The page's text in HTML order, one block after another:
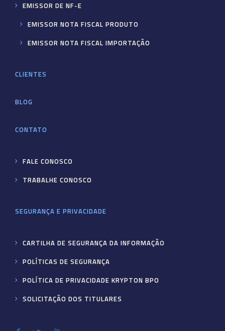
EMISSOR DE NF-E
EMISSOR NOTA FISCAL PRODUTO
EMISSOR NOTA FISCAL IMPORTAÇÃO
CLIENTES
BLOG
CONTATO
FALE CONOSCO
TRABALHE CONOSCO
SEGURANÇA E PRIVACIDADE
CARTILHA DE SEGURANÇA DA INFORMAÇÃO
POLÍTICAS DE SEGURANÇA
POLÍTICA DE PRIVACIDADE KRYPTON BPO
SOLICITAÇÃO DOS TITULARES